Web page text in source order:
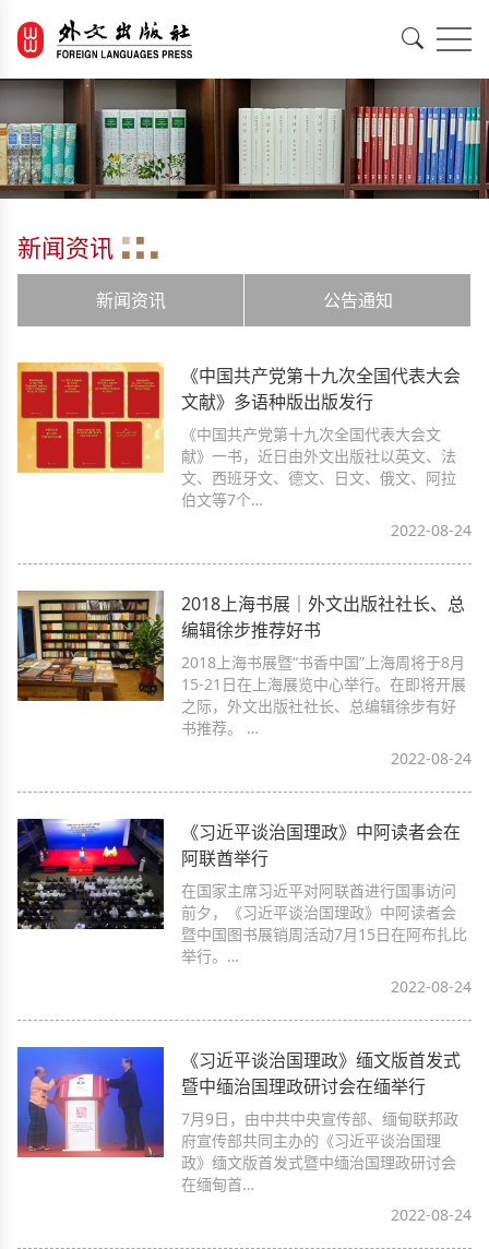
新闻资讯
新闻资讯 公告通知
《中国共产党第十九次全国代表大会
文献》多语种版出版发行
《中国共产党第十九次全国代表大会文
献》一书，近日由外文出版社以英文、法
文、西班牙文、德文、日文、俄文、阿拉
伯文等7个…
2022-08-24
2018上海书展｜外文出版社社长、总
编辑徐步推荐好书
2018上海书展暨“书香中国”上海周将于8月
15-21日在上海展览中心举行。在即将开展
之际，外文出版社社长、总编辑徐步有好
书推荐。 …
2022-08-24
《习近平谈治国理政》中阿读者会在
阿联酋举行
在国家主席习近平对阿联酋进行国事访问
前夕，《习近平谈治国理政》中阿读者会
暨中国图书展销周活动7月15日在阿布扎比
举行。…
2022-08-24
《习近平谈治国理政》缅文版首发式
暨中缅治国理政研讨会在缅举行
7月9日，由中共中央宣传部、缅甸联邦政
府宣传部共同主办的《习近平谈治国理
政》缅文版首发式暨中缅治国理政研讨会
在缅甸首…
2022-08-24